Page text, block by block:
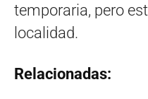
temporaria, pero
localidad.
Relacionadas: